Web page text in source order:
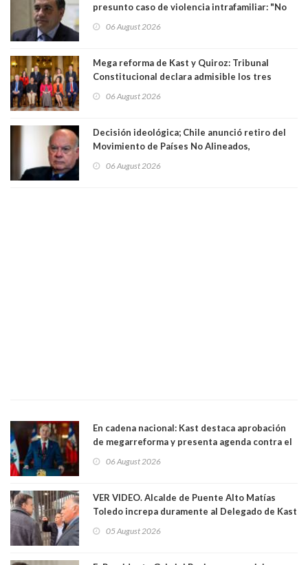
presunto caso de violencia intrafamiliar: "No
antecedentes a Tribunal Supremo
06 August 2026
Mega reforma de Kast y Quiroz: Tribunal
Constitucional declara admisible los tres
06 August 2026
Decisión ideológica; Chile anunció retiro del
Movimiento de Países No Alineados,
1971. Excanciller Insulza lamentó decisión
06 August 2026
En cadena nacional: Kast destaca aprobación
de megarreforma y presenta agenda contra el
06 August 2026
VER VIDEO. Alcalde de Puente Alto Matías
Toledo increpa duramente al Delegado de Kast
delegado nuevamente arrancando"
05 August 2026